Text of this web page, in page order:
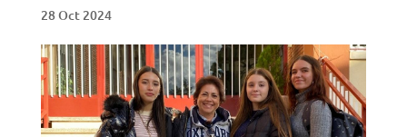
28 Oct 2024